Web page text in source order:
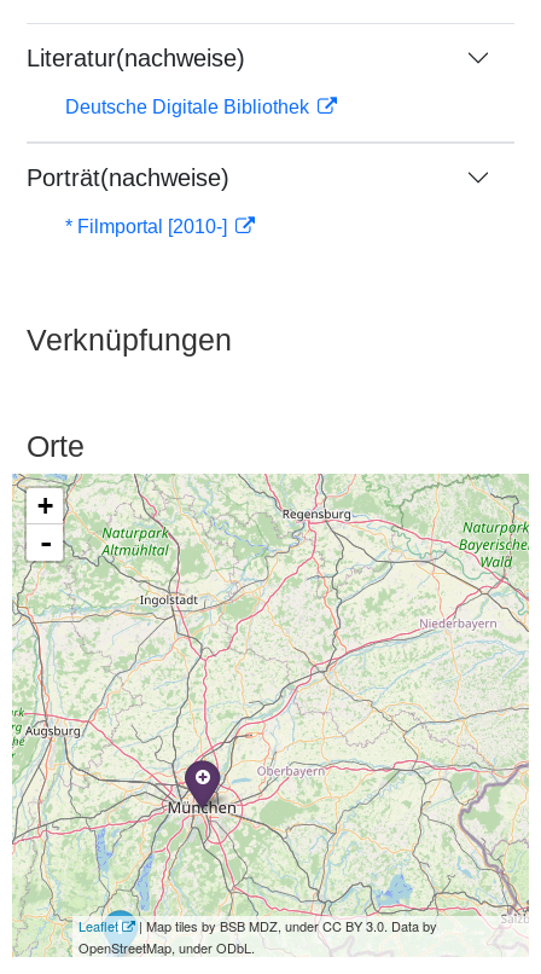
Literatur(nachweise)
Deutsche Digitale Bibliothek
Porträt(nachweise)
* Filmportal [2010-]
Verknüpfungen
Orte
+
-
Leaflet
| Map tiles by BSB MDZ, under CC BY 3.0. Data by
OpenStreetMap, under ODbL.